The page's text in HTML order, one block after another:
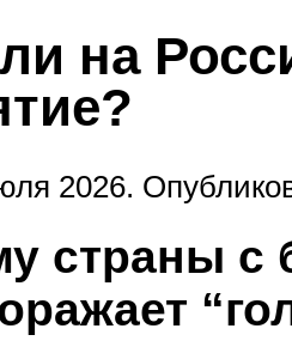
на
2026.
страны с